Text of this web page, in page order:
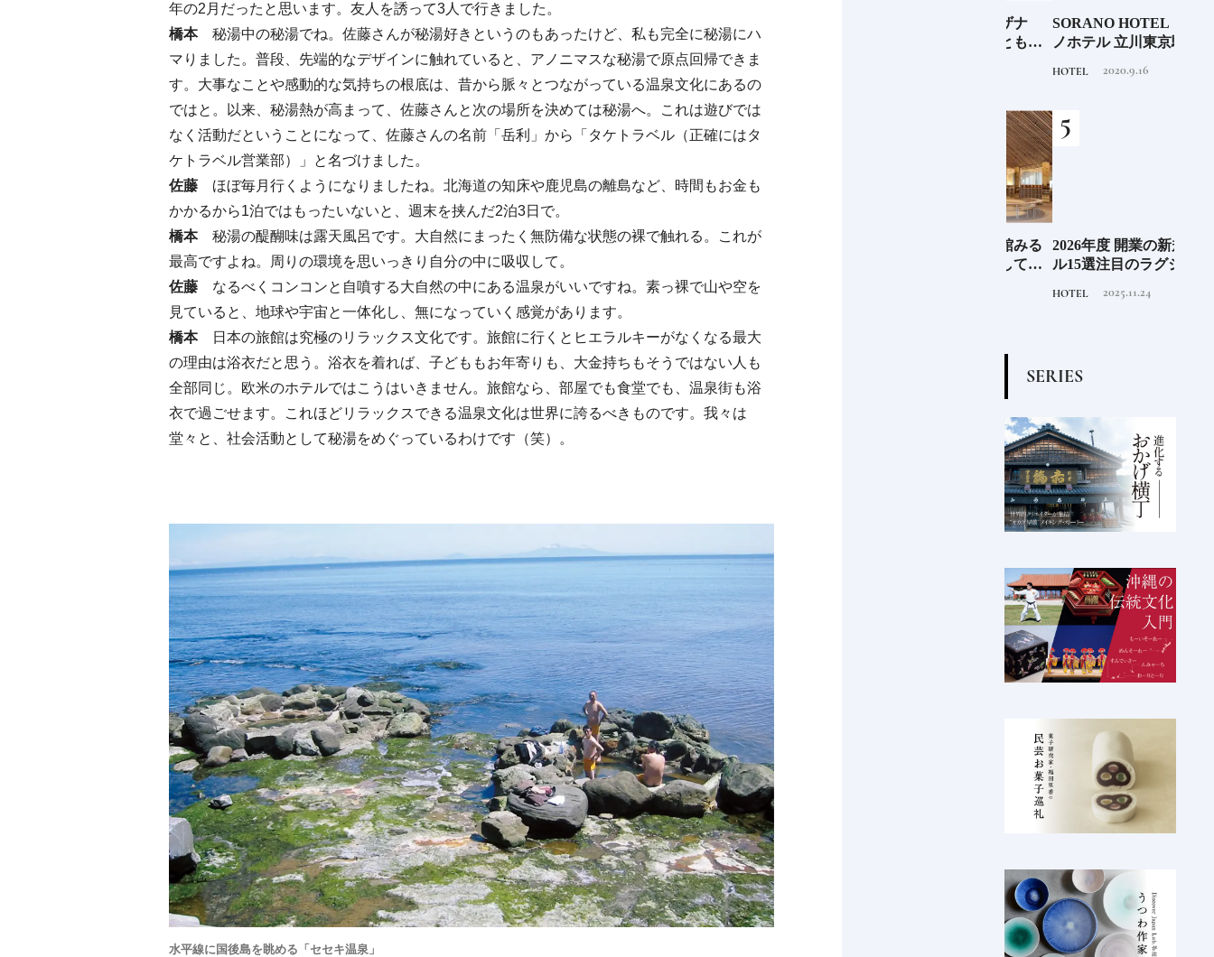
年の2月だったと思います。友人を誘って3人で行きました。
橋本秘湯中の秘湯でね。佐藤さんが秘湯好きというのもあったけど、私も完全に秘湯にハ
マりました。普段、先端的なデザインに触れていると、アノニマスな秘湯で原点回帰できま
す。大事なことや感動的な気持ちの根底は、昔から脈々とつながっている温泉文化にあるの
ではと。以来、秘湯熱が高まって、佐藤さんと次の場所を決めては秘湯へ。これは遊びでは
なく活動だということになって、佐藤さんの名前「岳利」から「タケトラベル（正確にはタ
ケトラベル営業部）」と名づけました。
佐藤 ほぼ毎月行くようになりましたね。北海道の知床や鹿児島の離島など、時間もお金も
かかるから1泊ではもったいないと、週末を挟んだ2泊3日で。
橋本秘湯の醍醐味は露天風呂です。大自然にまったく無防備な状態の裸で触れる。これが
最高ですよね。周りの環境を思いっきり自分の中に吸収して。
佐藤 なるべくコンコンと自噴する大自然の中にある温泉がいいですね。素っ裸で山や空を
見ていると、地球や宇宙と一体化し、無になっていく感覚があります。
橋本日本の旅館は究極のリラックス文化です。旅館に行くとヒエラルキーがなくなる最大
の理由は浴衣だと思う。浴衣を着れば、子どももお年寄りも、大金持ちもそうではない人も
全部同じ。欧米のホテルではこうはいきません。旅館なら、部屋でも食堂でも、温泉街も浴
衣で過ごせます。これほどリラックスできる温泉文化は世界に誇るべきものです。我々は
堂々と、社会活動として秘湯をめぐっているわけです（笑）。
水平線に国後島を眺める「セセキ温泉」
い？都市開発のキーは“緑
化”にあり！｜みどりのあ
るまちづくり①
INFORMATION 2025.4.21
MEMU EARTH HOTEL
的な建築と十勝の無垢な
る自然を原体験できる一
HOTEL 2021.11.14
SORANO HOTEL ｜ソラ
ノホテル 立川東京駅から
【前編】
2020.9.16
2026年度 開業の新規ホテ
ル15選注目のラグジュア
点となるシティホテルま
2025.11.24
SERIES